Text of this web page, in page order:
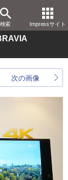
検索 Impressサイト
次の画像